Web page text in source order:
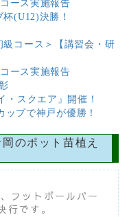
ース実施報告
(U12)決勝！
コース＞【講習会・研
ース実施報告
・スクエア』開催！
プで神戸が優勝！
のポット苗植え
フットボールパー
です。